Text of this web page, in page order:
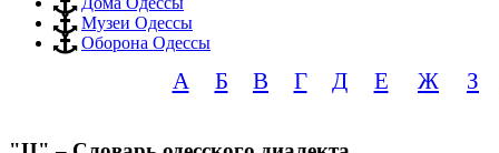
Музеи Одессы
Оборона Одессы
А Б В Г Д Е Ж З